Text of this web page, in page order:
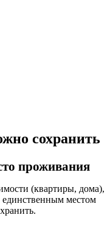
сохранить
проживания
(квартиры, дома),
единственным местом